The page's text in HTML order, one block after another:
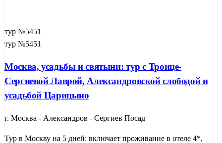
тур №5451
тур №5451
Москва, усадьбы и святыни: тур с Троице-
Сергиевой Лаврой, Александровской слободой и
усадьбой Царицыно
г. Москва - Александров - Сергиев Посад
Тур в Москву на 5 дней: включает проживание в отеле 4*,